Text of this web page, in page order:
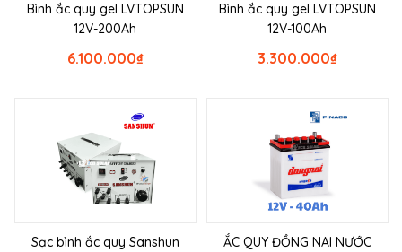
Bình ắc quy gel LVTOPSUN
12V-200Ah
₫
6.100.000
Bình ắc quy gel LVTOPSUN
12V-100Ah
₫
3.300.000
Sạc bình ắc quy Sanshun
ẮC QUY ĐỒNG NAI NƯỚC